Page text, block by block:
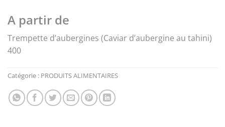
A partir de
Trempette d’aubergines (Caviar d’aubergine au tahini)
400
Catégorie : PRODUITS ALIMENTAIRES